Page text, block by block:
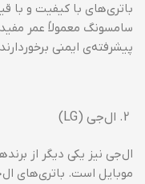
باتری‌های با کیفیت و با
سامسونگ معمولاً عمر مفید
پیشرفته‌ی ایمنی
ال‌جی (LG)
ال‌جی نیز یکی دیگر از
موبایل است. باتری‌های